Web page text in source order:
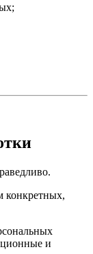
конкретных,
и